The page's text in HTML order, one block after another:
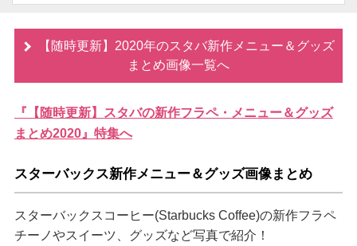
【随時更新】2020年のスタバ新作メニュー＆グッズ
まとめ画像一覧へ
『【随時更新】スタバの新作フラペ・メニュー＆グッズ
まとめ2020』特集へ
スターバックス新作メニュー＆グッズ画像まとめ
スターバックスコーヒー(Starbucks Coffee)の新作フラペ
チーノやスイーツ、グッズなど写真で紹介！